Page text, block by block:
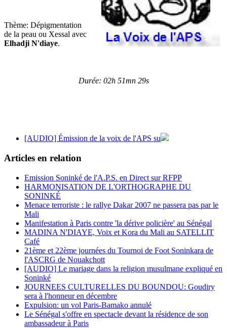
Thème: Dépigmentation
de la peau ou Xessal avec
Elhadji N'diaye.
Durée: 02h 51mn 29s
[AUDIO] Émission de la voix de l'APS su
Articles en relation
Emission Soninké de l'A.P.S. en Direct sur RFPP
HARMONISATION DE L'ORTHOGRAPHE DU
SONINKÉ
Menace terroriste : le rallye Dakar 2007 ne passera pas par le
Mali
Manifestation à Paris contre 'la dérive policière' au Sénégal
MADINA N'DIAYE, Voix et Kora du Mali au SATELLIT
Café
21ème et 22ème journées du Tournoi de Foot Soninkara de
l'ASCRG de Nouakchott
[AUDIO] Le mariage dans la religion musulmane expliqué en
Soninké
JOURNEES CULTURELLES DU BOUNDOU: Goudiry
sera à l'honneur en décembre
Expulsion: un vol Paris-Bamako annulé
Le Sénégal s'offre en spectacle devant la résidence de son
ambassadeur à Paris